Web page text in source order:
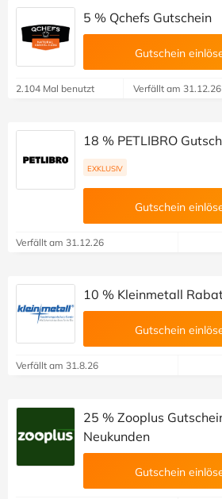
5 % Qchefs Gutschein
Gutschein
2.104 Mal benutzt Verfällt am 31.12.26
18 % PETLIBRO
EXKLUSIV
Gutschein
Verfällt am 31.12.26
10 % Kleinmetall
Gutschein
Verfällt am 31.8.26
25 % Zooplus
Neukunden
Gutschein